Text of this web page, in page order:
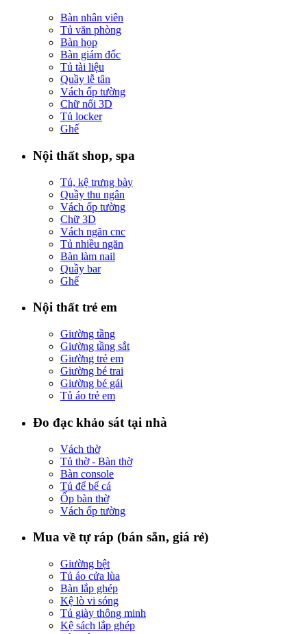
Bàn nhân viên
Tủ văn phòng
Bàn họp
Bàn giám đốc
Tủ tài liệu
Quầy lễ tân
Vách ốp tường
Chữ nổi 3D
Tủ locker
Ghế
Nội thất shop, spa
Tủ, kệ trưng bày
Quầy thu ngân
Vách ốp tường
Chữ 3D
Vách ngăn cnc
Tủ nhiều ngăn
Bàn làm nail
Quầy bar
Ghế
Nội thất trẻ em
Giường tầng
Giường tầng sắt
Giường trẻ em
Giường bé trai
Giường bé gái
Tủ áo trẻ em
Đo đạc khảo sát tại nhà
Vách thờ
Tủ thờ - Bàn thờ
Bàn console
Tủ để bể cá
Ốp bàn thờ
Vách ốp tường
Mua về tự ráp (bán sẵn, giá rẻ)
Giường bệt
Tủ áo cửa lùa
Bàn lắp ghép
Kệ lò vi sóng
Tủ giày thông minh
Kệ sách lắp ghép